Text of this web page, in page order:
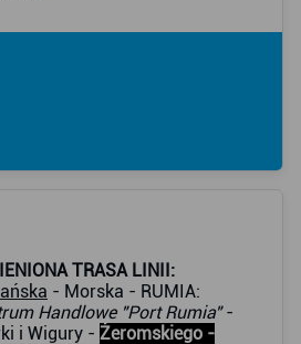
TRASA LINII:
- Morska - RUMIA:
Handlowe "Port Rumia"-
i Wigury - Żeromskiego -